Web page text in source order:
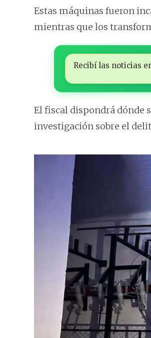
Estas máquinas fueron
mientras que los
Recibí las noticias
El fiscal dispondrá dónde
investigación sobre el